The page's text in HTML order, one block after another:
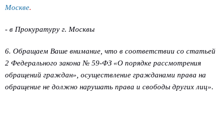
Москве.
- в Прокуратуру г. Москвы
6. Обращаем Ваше внимание, что в соответствии со статьей
2 Федерального закона № 59-ФЗ «О порядке рассмотрения
обращений граждан», осуществление гражданами права на
обращение не должно нарушать права и свободы других лиц».